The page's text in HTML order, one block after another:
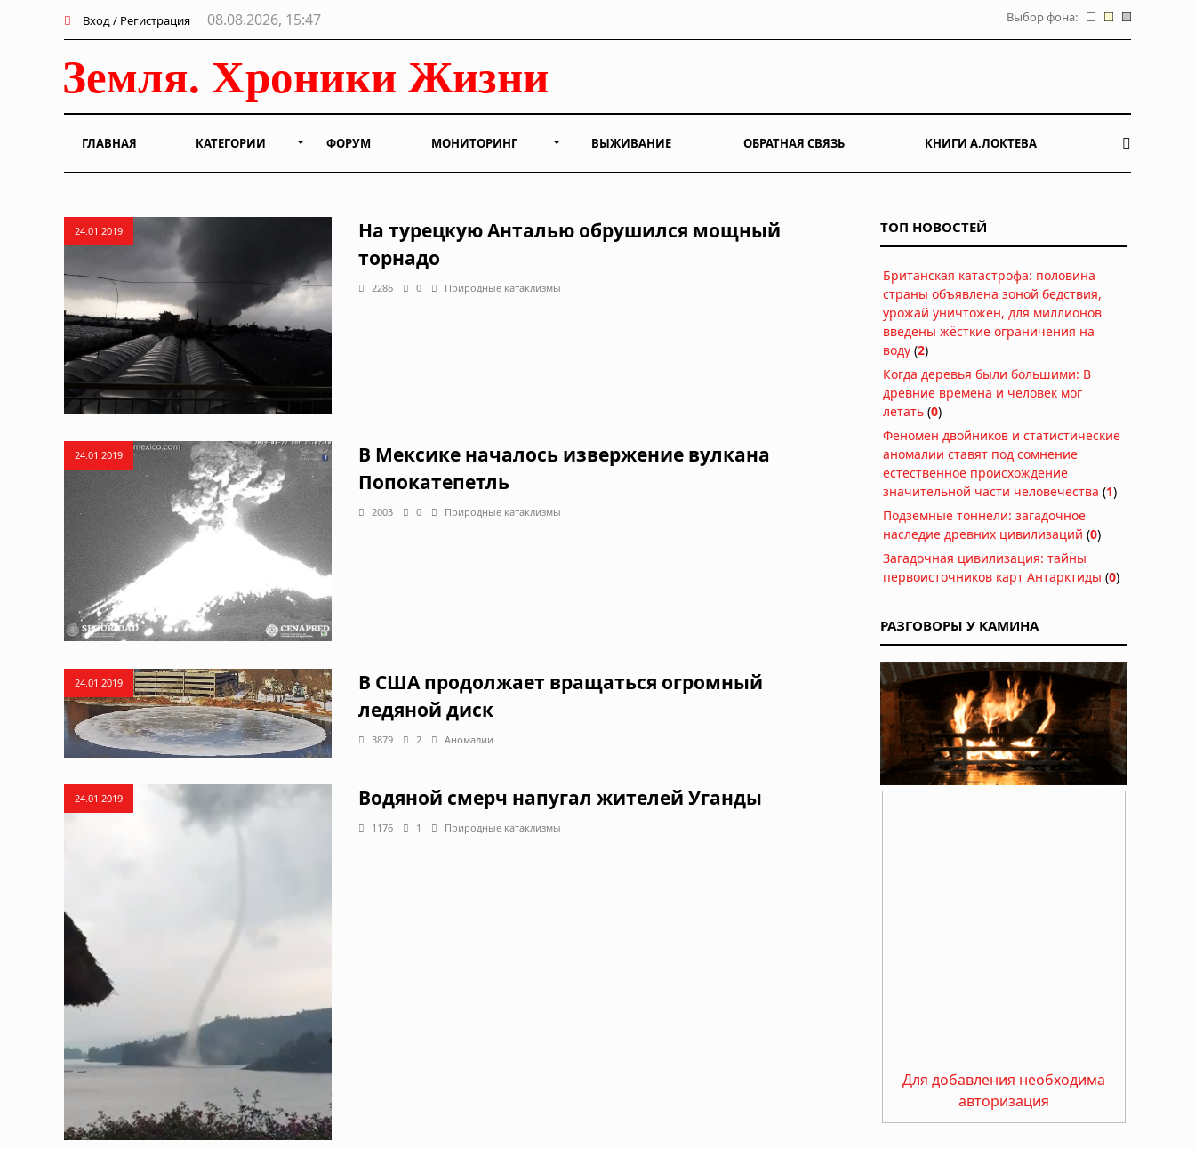
Вход / Регистрация 08.08.2026, 15:47 Выбор фона:
ГЛАВНАЯ КАТЕГОРИИ ФОРУМ МОНИТОРИНГ ВЫЖИВАНИЕ ОБРАТНАЯ СВЯЗЬ КНИГИ А.ЛОКТЕВА
24.01.2019
На турецкую Анталью обрушился мощный
торнадо
2286 0 Природные катаклизмы
24.01.2019
В Мексике началось извержение вулкана
Попокатепетль
2003 0 Природные катаклизмы
24.01.2019
В США продолжает вращаться огромный
ледяной диск
3879 2 Аномалии
24.01.2019 Водяной смерч напугал жителей Уганды
1176 1 Природные катаклизмы
ТОП НОВОСТЕЙ
Британская катастрофа: половина
страны объявлена зоной бедствия,
урожай уничтожен, для миллионов
введены жёсткие ограничения на
воду (2)
Когда деревья были большими: В
древние времена и человек мог
летать (0)
Феномен двойников и статистические
аномалии ставят под сомнение
естественное происхождение
значительной части человечества (1)
Подземные тоннели: загадочное
наследие древних цивилизаций (0)
Загадочная цивилизация: тайны
первоисточников карт Антарктиды (0)
РАЗГОВОРЫ У КАМИНА
Для добавления необходима
авторизация